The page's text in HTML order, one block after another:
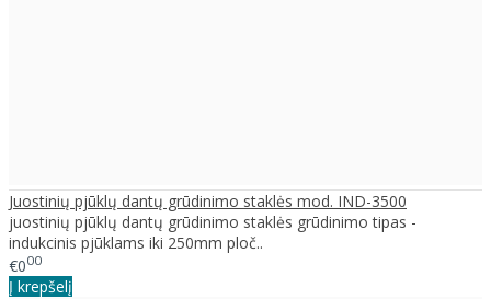
Juostinių pjūklų dantų grūdinimo staklės mod. IND-3500
juostinių pjūklų dantų grūdinimo staklės grūdinimo tipas -
indukcinis pjūklams iki 250mm ploč..
€000
Į krepšelį